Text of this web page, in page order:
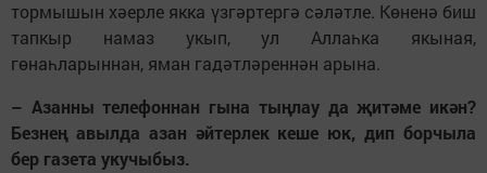
тормышын хәерле якка үзгәртергә сәләтле. Көненә биш
тапкыр намаз укып, ул Аллаһка якыная,
гөнаһларыннан, яман гадәтләреннән арына.
– Азанны телефоннан гына тыңлау да җитәме икән?
Безнең авылда азан әйтерлек кеше юк, дип борчыла
бер газета укучыбыз.